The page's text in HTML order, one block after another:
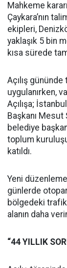
Mahkeme
Çaykara’nın
ekipleri,
yaklaşık 5 bin
kısa sürede
Açılış
uygulanırken,
Açılışa;
Başkanı
belediye
toplum
katıldı.
Yeni
günlerde
bölgedeki
alanın daha
“44 YILLIK